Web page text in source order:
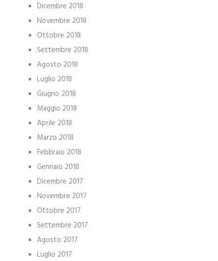
Dicembre 2018
Novembre 2018
Ottobre 2018
Settembre 2018
Agosto 2018
Luglio 2018
Giugno 2018
Maggio 2018
Aprile 2018
Marzo 2018
Febbraio 2018
Gennaio 2018
Dicembre 2017
Novembre 2017
Ottobre 2017
Settembre 2017
Agosto 2017
Luglio 2017